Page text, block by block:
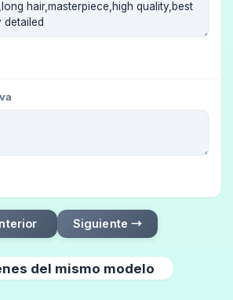
Siguiente →
del mismo modelo